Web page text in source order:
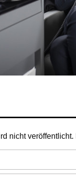
nicht veröffentlicht.